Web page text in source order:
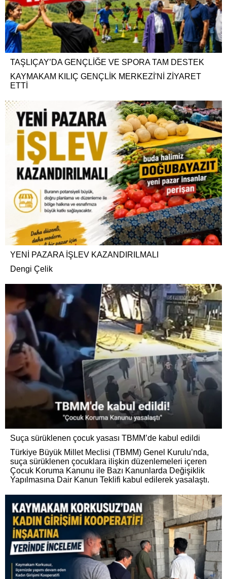
TAŞLIÇAY’DA GENÇLİĞE VE SPORA TAM DESTEK
KAYMAKAM KILIÇ GENÇLİK MERKEZİ'Nİ ZİYARET
ETTİ
YENİ PAZARA İŞLEV KAZANDIRILMALI
Dengi Çelik
Suça sürüklenen çocuk yasası TBMM’de kabul edildi
Türkiye Büyük Millet Meclisi (TBMM) Genel Kurulu’nda,
suça sürüklenen çocuklara ilişkin düzenlemeleri içeren
Çocuk Koruma Kanunu ile Bazı Kanunlarda Değişiklik
Yapılmasına Dair Kanun Teklifi kabul edilerek yasalaştı.